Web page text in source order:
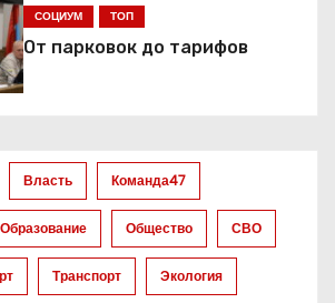
СОЦИУМ ТОП
От парковок до тарифов
Власть Команда47
Образование Общество СВО
Транспорт Экология